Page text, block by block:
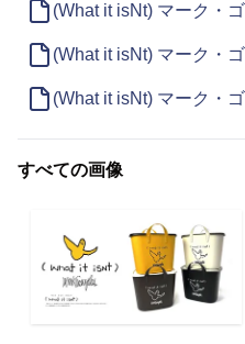
(What it isNt) マーク・
(What it isNt) マーク・
(What it isNt) マーク・
すべての画像